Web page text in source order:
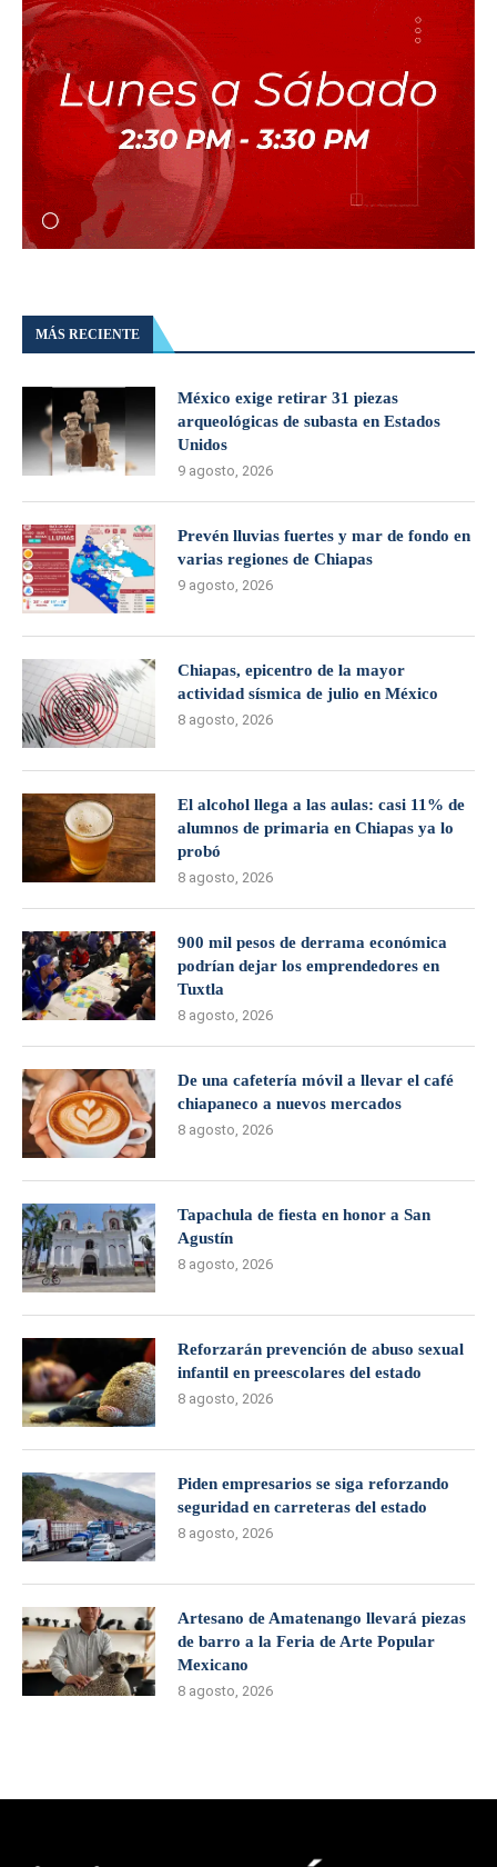
MÁS RECIENTE
México exige retirar 31 piezas
arqueológicas de subasta en Estados
Unidos
9 agosto, 2026
Prevén lluvias fuertes y mar de fondo en
varias regiones de Chiapas
9 agosto, 2026
Chiapas, epicentro de la mayor
actividad sísmica de julio en México
8 agosto, 2026
El alcohol llega a las aulas: casi 11% de
alumnos de primaria en Chiapas ya lo
probó
8 agosto, 2026
900 mil pesos de derrama económica
podrían dejar los emprendedores en
Tuxtla
8 agosto, 2026
De una cafetería móvil a llevar el café
chiapaneco a nuevos mercados
8 agosto, 2026
Tapachula de fiesta en honor a San
Agustín
8 agosto, 2026
Reforzarán prevención de abuso sexual
infantil en preescolares del estado
8 agosto, 2026
Piden empresarios se siga reforzando
seguridad en carreteras del estado
8 agosto, 2026
Artesano de Amatenango llevará piezas
de barro a la Feria de Arte Popular
Mexicano
8 agosto, 2026